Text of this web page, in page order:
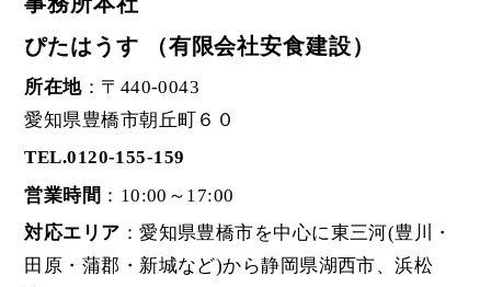
ぴたはうす （有限会社安食建設）
所在地：〒440-0043
愛知県豊橋市朝丘町６０
TEL.0120-155-159
営業時間 ：10:00～17:00
対応エリア ：愛知県豊橋市を中心に東三河(豊川・
田原・蒲郡・新城など)から静岡県湖西市、浜松